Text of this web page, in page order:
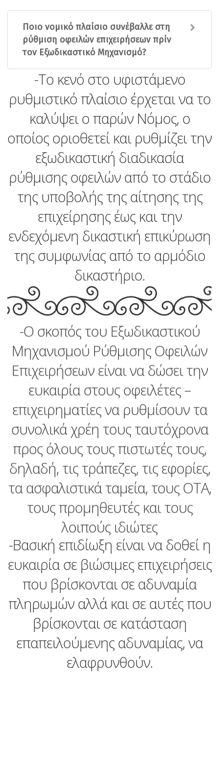
Ποιο νομικό πλαίσιο συνέβαλλε στη
ρύθμιση οφειλών επιχειρήσεων πρίν
τον Εξωδικαστικό Μηχανισμό?
-Το κενό στο υφιστάµενο
ρυθµιστικό πλαίσιο έρχεται να το
καλύψει ο παρών Νόμος, ο
οποίος οριοθετεί και ρυθµίζει την
εξωδικαστική διαδικασία
ρύθµισης οφειλών από το στάδιο
της υποβολής της αίτησης της
επιχείρησης έως και την
ενδεχόμενη δικαστική επικύρωση
της συµφωνίας από το αρµόδιο
δικαστήριο.
-Ο σκοπός του Εξωδικαστικού
Μηχανισμού Ρύθμισης Οφειλών
Επιχειρήσεων είναι να δώσει την
ευκαιρία στους οφειλέτες –
επιχειρηματίες να ρυθμίσουν τα
συνολικά χρέη τους ταυτόχρονα
προς όλους τους πιστωτές τους,
δηλαδή, τις τράπεζες, τις εφορίες,
τα ασφαλιστικά ταμεία, τους ΟΤΑ,
τους προμηθευτές και τους
λοιπούς ιδιώτες
-Βασική επιδίωξη είναι να δοθεί η
ευκαιρία σε βιώσιμες επιχειρήσεις
που βρίσκονται σε αδυναμία
πληρωμών αλλά και σε αυτές που
βρίσκονται σε κατάσταση
επαπειλούμενης αδυναμίας, να
ελαφρυνθούν.